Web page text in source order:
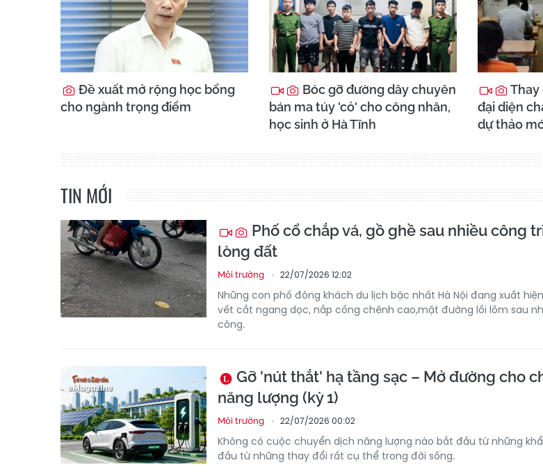
Đề xuất mở rộng học bổng
cho ngành trọng điểm
Bóc gỡ đường dây chuyên
bán ma túy 'cỏ' cho công nhân,
học sinh ở Hà Tĩnh
Thay
đại diện
dự thảo
TIN MỚI
Phố cổ chắp vá, gồ ghề sau nhiều công
lòng đất
Môi trường 22/07/2026 12:02
Những con phố đông khách du lịch bậc nhất Hà Nội đang xuất
vết cắt ngang dọc, nắp cống chênh cao,mặt đường lồi lõm sau
công.
Gỡ 'nút thắt' hạ tầng sạc – Mở đường cho
năng lượng (kỳ 1)
Môi trường 22/07/2026 00:02
Không có cuộc chuyển dịch năng lượng nào bắt đầu từ những
đầu từ những thay đổi rất cụ thể trong đời sống.